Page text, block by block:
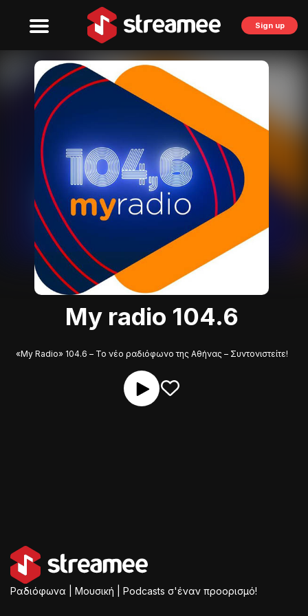
Sign up
My radio 104.6
«My Radio» 104.6 – Το νέο ραδιόφωνο της Αθήνας – Συντονιστείτε!
Ραδιόφωνα | Μουσική | Podcasts σ'έναν προορισμό!